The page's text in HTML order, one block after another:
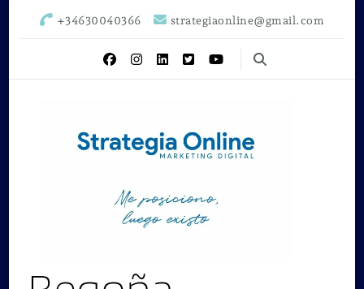
+34630040366 strategiaonline@gmail.com